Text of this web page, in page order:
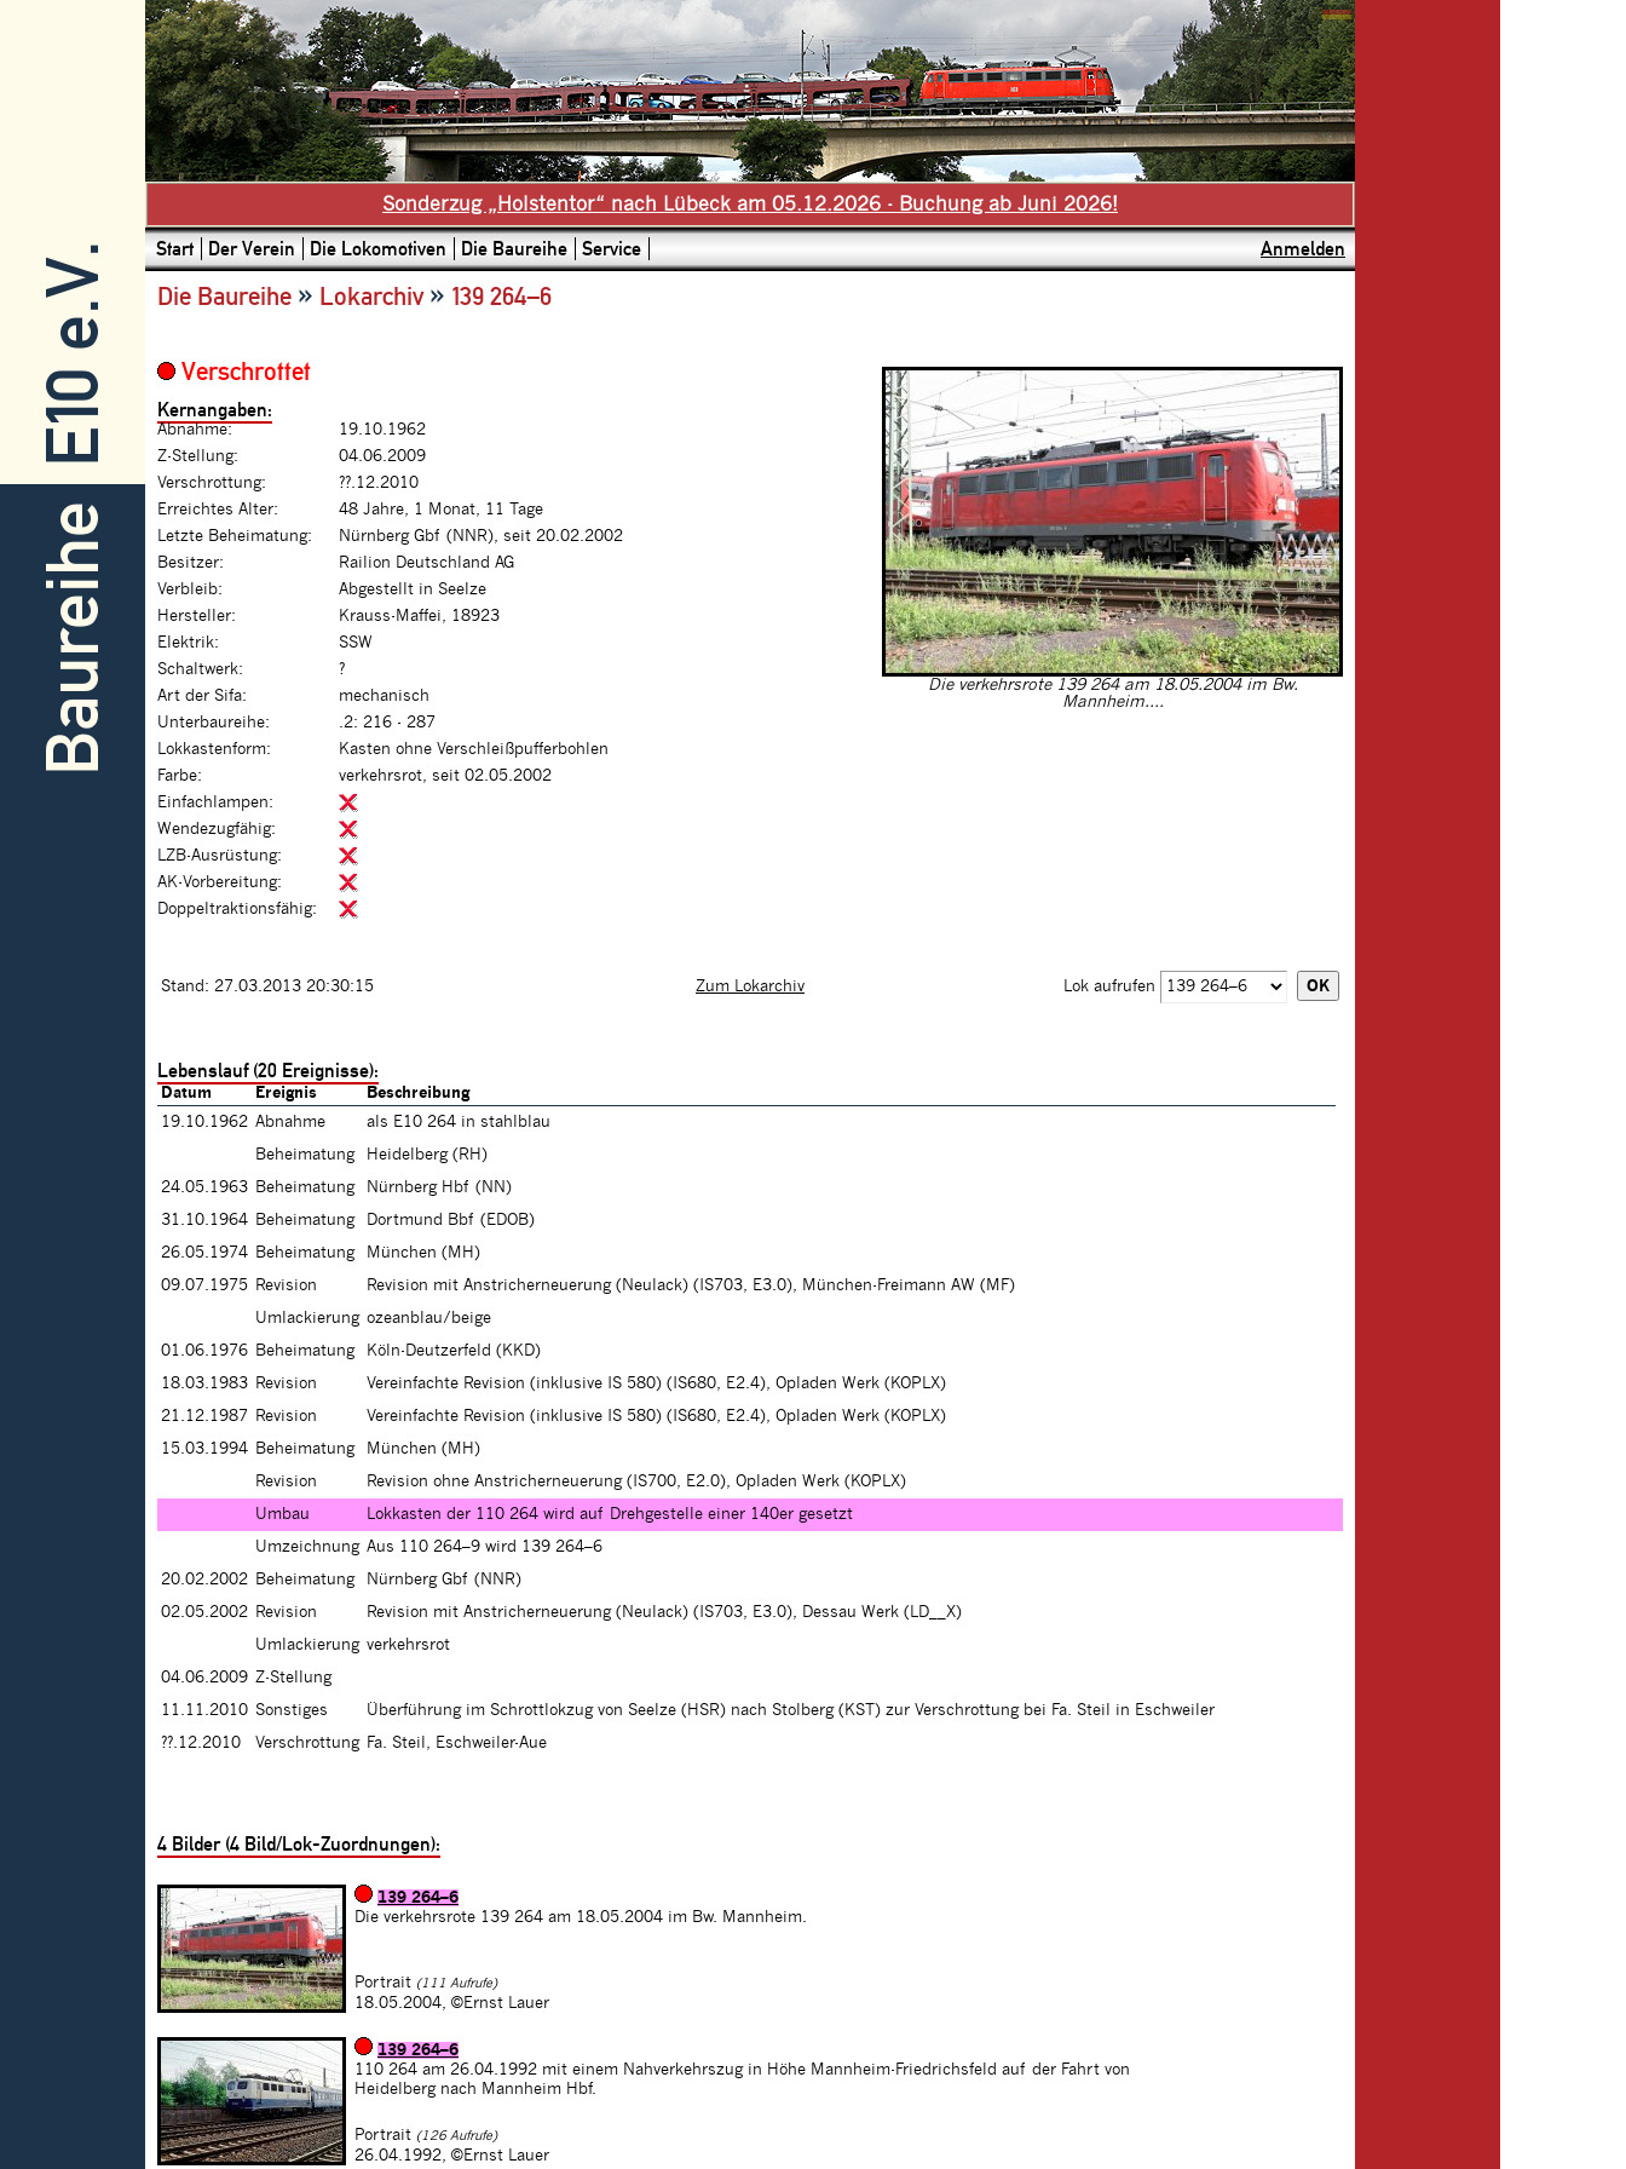
E10 e.V.
Baureihe
Sonderzug „Holstentor“ nach Lübeck am 05.12.2026 - Buchung ab Juni 2026!
Start Der Verein Die Lokomotiven Die Baureihe Service Anmelden
Die Baureihe » Lokarchiv» 139 264–6
Die verkehrsrote 139 264 am 18.05.2004 im Bw.
Mannheim....
Verschrottet
Kernangaben:
Abnahme:
19.10.1962
Z-Stellung:
04.06.2009
Verschrottung:
??.12.2010
Erreichtes Alter:
48 Jahre, 1 Monat, 11 Tage
Letzte Beheimatung:
Nürnberg Gbf (NNR), seit 20.02.2002
Besitzer:
Railion Deutschland AG
Verbleib:
Abgestellt in Seelze
Hersteller:
Krauss-Maffei, 18923
Elektrik:
SSW
Schaltwerk:
?
Art der Sifa:
mechanisch
Unterbaureihe:
.2: 216 - 287
Lokkastenform:
Kasten ohne Verschleißpufferbohlen
Farbe:
verkehrsrot, seit 02.05.2002
Einfachlampen:
Wendezugfähig:
LZB-Ausrüstung:
AK-Vorbereitung:
Doppeltraktionsfähig:
Stand: 27.03.2013 20:30:15 Zum Lokarchiv Lok aufrufen
Lebenslauf (20 Ereignisse):
Datum Ereignis
Beschreibung
19.10.1962 Abnahme
als E10 264 in stahlblau
Beheimatung
Heidelberg (RH)
24.05.1963 Beheimatung
Nürnberg Hbf (NN)
31.10.1964 Beheimatung
Dortmund Bbf (EDOB)
26.05.1974 Beheimatung
München (MH)
09.07.1975 Revision
Revision mit Anstricherneuerung (Neulack) (IS703, E3.0), München-Freimann AW (MF)
Umlackierung ozeanblau/beige
01.06.1976 Beheimatung
Köln-Deutzerfeld (KKD)
18.03.1983 Revision
Vereinfachte Revision (inklusive IS 580) (IS680, E2.4), Opladen Werk (KOPLX)
21.12.1987
Revision
Vereinfachte Revision (inklusive IS 580) (IS680, E2.4), Opladen Werk (KOPLX)
15.03.1994 Beheimatung
München (MH)
Revision
Revision ohne Anstricherneuerung (IS700, E2.0), Opladen Werk (KOPLX)
Umbau
Lokkasten der 110 264 wird auf Drehgestelle einer 140er gesetzt
Umzeichnung Aus 110 264–9 wird 139 264–6
20.02.2002 Beheimatung
Nürnberg Gbf (NNR)
02.05.2002 Revision
Revision mit Anstricherneuerung (Neulack) (IS703, E3.0), Dessau Werk (LD__X)
Umlackierung verkehrsrot
04.06.2009 Z-Stellung
11.11.2010 Sonstiges
Überführung im Schrottlokzug von Seelze (HSR) nach Stolberg (KST) zur Verschrottung bei Fa. Steil in Eschweiler
??.12.2010
Verschrottung Fa. Steil, Eschweiler-Aue
4 Bilder (4 Bild/Lok-Zuordnungen):
139 264–6
Die verkehrsrote 139 264 am 18.05.2004 im Bw. Mannheim.
Portrait (111 Aufrufe)
18.05.2004, ©Ernst Lauer
139 264–6
110 264 am 26.04.1992 mit einem Nahverkehrszug in Höhe Mannheim-Friedrichsfeld auf der Fahrt von
Heidelberg nach Mannheim Hbf.
Portrait (126 Aufrufe)
26.04.1992, ©Ernst Lauer